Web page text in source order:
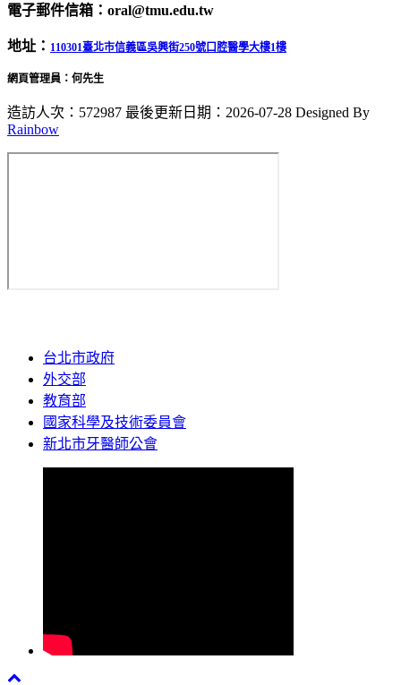
電子郵件信箱：oral@tmu.edu.tw
地址： 110301臺北市信義區吳興街250號口腔醫學大樓1樓
網頁管理員：何先生
造訪人次：572987 最後更新日期：2026-07-28 Designed By
Rainbow
台北市政府
外交部
教育部
國家科學及技術委員會
新北市牙醫師公會